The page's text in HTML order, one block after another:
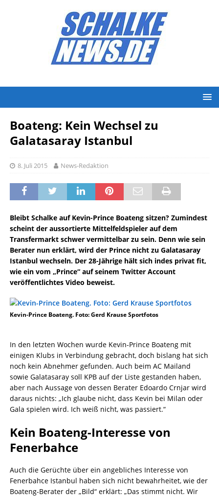
Boateng: Kein Wechsel zu
Galatasaray Istanbul
8. Juli 2015 News-Redaktion
Bleibt Schalke auf Kevin-Prince Boateng sitzen? Zumindest
scheint der aussortierte Mittelfeldspieler auf dem
Transfermarkt schwer vermittelbar zu sein. Denn wie sein
Berater nun erklärt, wird der Prince nicht zu Galatasaray
Istanbul wechseln. Der 28-Jährige hält sich indes privat fit,
wie ein vom „Prince“ auf seinem Twitter Account
veröffentlichtes Video beweist.
Kevin-Prince Boateng. Foto: Gerd Krause Sportfotos
In den letzten Wochen wurde Kevin-Prince Boateng mit
einigen Klubs in Verbindung gebracht, doch bislang hat sich
noch kein Abnehmer gefunden. Auch beim AC Mailand
sowie Galatasaray soll KPB auf der Liste gestanden haben,
aber nach Aussage von dessen Berater Edoardo Crnjar wird
daraus nichts: „Ich glaube nicht, dass Kevin bei Milan oder
Gala spielen wird. Ich weiß nicht, was passiert.“
Kein Boateng-Interesse von
Fenerbahce
Auch die Gerüchte über ein angebliches Interesse von
Fenerbahce Istanbul haben sich nicht bewahrheitet, wie der
Boateng-Berater der „Bild“ erklärt: „Das stimmt nicht. Wir